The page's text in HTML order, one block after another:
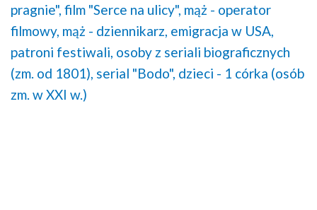
pragnie", film "Serce na ulicy", mąż - operator
filmowy, mąż - dziennikarz, emigracja w USA,
patroni festiwali, osoby z seriali biograficznych
(zm. od 1801), serial "Bodo", dzieci - 1 córka (osób
zm. w XXI w.)